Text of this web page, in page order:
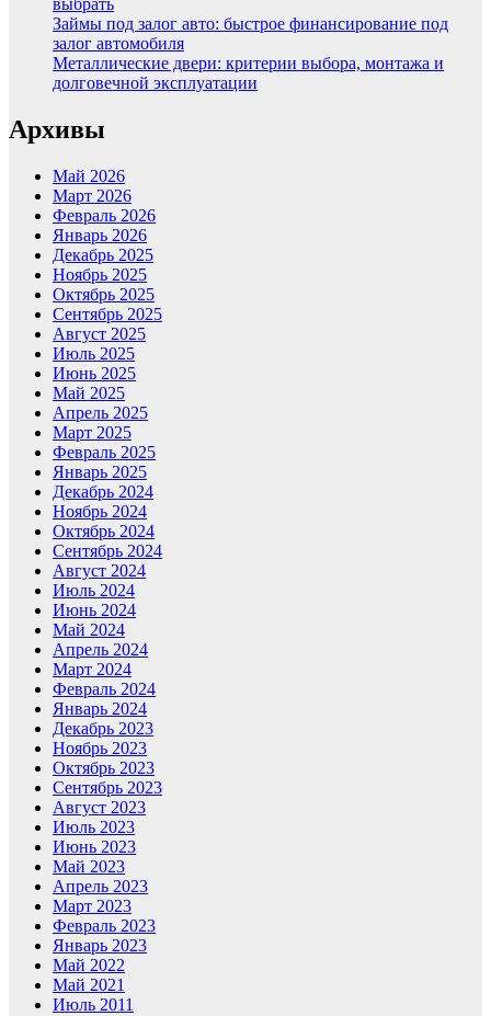
выбрать
Займы под залог авто: быстрое финансирование под
залог автомобиля
Металлические двери: критерии выбора, монтажа и
долговечной эксплуатации
Архивы
Май 2026
Март 2026
Февраль 2026
Январь 2026
Декабрь 2025
Ноябрь 2025
Октябрь 2025
Сентябрь 2025
Август 2025
Июль 2025
Июнь 2025
Май 2025
Апрель 2025
Март 2025
Февраль 2025
Январь 2025
Декабрь 2024
Ноябрь 2024
Октябрь 2024
Сентябрь 2024
Август 2024
Июль 2024
Июнь 2024
Май 2024
Апрель 2024
Март 2024
Февраль 2024
Январь 2024
Декабрь 2023
Ноябрь 2023
Октябрь 2023
Сентябрь 2023
Август 2023
Июль 2023
Июнь 2023
Май 2023
Апрель 2023
Март 2023
Февраль 2023
Январь 2023
Май 2022
Май 2021
Июль 2011